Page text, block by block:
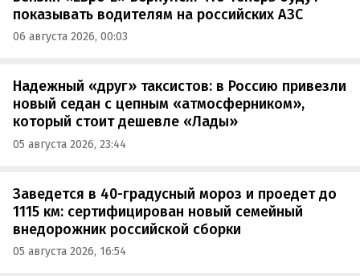
показывать водителям на российских АЗС
06 августа 2026, 00:03
Надежный «друг» таксистов: в Россию привезли
новый седан с цепным «атмосферником»,
который стоит дешевле «Лады»
05 августа 2026, 23:44
Заведется в 40-градусный мороз и проедет до
1115 км: сертифицирован новый семейный
внедорожник российской сборки
05 августа 2026, 16:54